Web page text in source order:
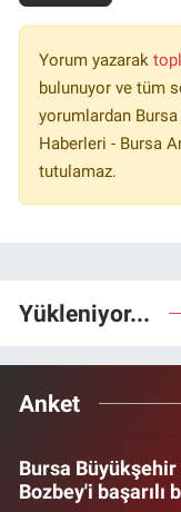
Yorum yazarak
bulunuyor ve tüm
yorumlardan
Haberleri - Bursa
tutulamaz.
Yükleniyor...
Anket
Bursa
Bozbey'i başarılı